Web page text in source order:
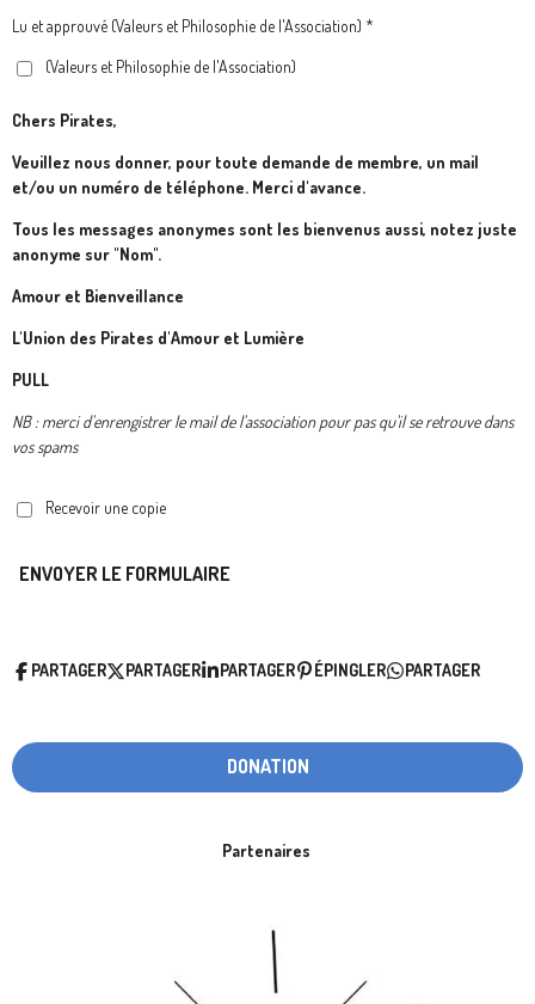
Lu et approuvé (Valeurs et Philosophie de l'Association) *
(Valeurs et Philosophie de l'Association)
Chers Pirates,
Veuillez nous donner, pour toute demande de membre, un mail
et/ou un numéro de téléphone. Merci d'avance.
Tous les messages anonymes sont les bienvenus aussi, notez juste
anonyme sur "Nom".
Amour et Bienveillance
L'Union des Pirates d'Amour et Lumière
PULL
NB : merci d'enrengistrer le mail de l'association pour pas qu'il se retrouve dans
vos spams
Recevoir une copie
ENVOYER LE FORMULAIRE
PARTAGER PARTAGER PARTAGER ÉPINGLER PARTAGER
DONATION
Partenaires